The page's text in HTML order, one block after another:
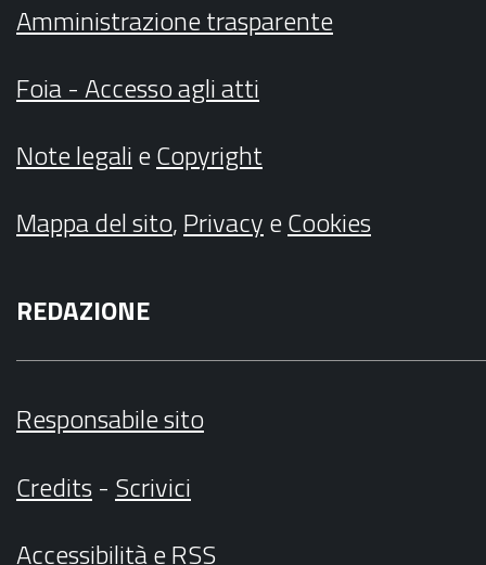
Amministrazione trasparente
Foia - Accesso agli atti
Note legalieCopyright
Mappa del sito,PrivacyeCookies
REDAZIONE
Responsabile sito
Credits- Scrivici
AccessibilitàeRSS